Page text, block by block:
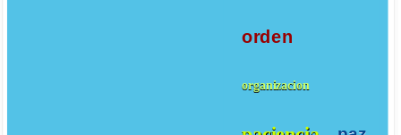
orden
organizacion